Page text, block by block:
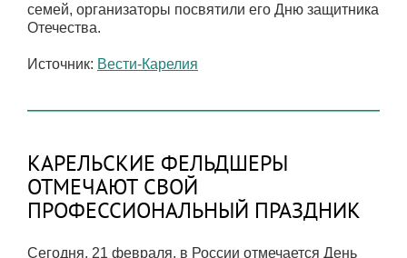
семей, организаторы посвятили его Дню защитника
Отечества.
Источник: Вести-Карелия
КАРЕЛЬСКИЕ ФЕЛЬДШЕРЫ
ОТМЕЧАЮТ СВОЙ
ПРОФЕССИОНАЛЬНЫЙ ПРАЗДНИК
Сегодня, 21 февраля, в России отмечается День